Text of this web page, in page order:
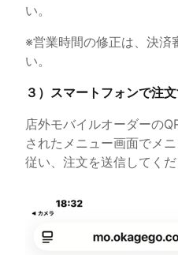
い。
※営業時間の修正は、決済
い。
３）スマートフォンで注
店外モバイルオーダーの
されたメニュー画面でメ
従い、注文を送信してくだ